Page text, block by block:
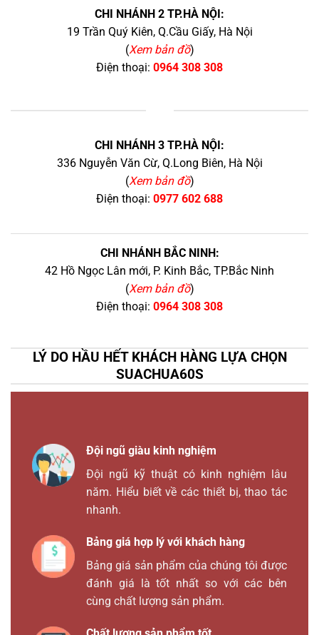
CHI NHÁNH 2 TP.HÀ NỘI:
19 Trần Quý Kiên, Q.Cầu Giấy, Hà Nội
(Xem bản đồ)
Điện thoại: 0964 308 308
CHI NHÁNH 3 TP.HÀ NỘI:
336 Nguyễn Văn Cừ, Q.Long Biên, Hà Nội
(Xem bản đồ)
Điện thoại: 0977 602 688
CHI NHÁNH BẮC NINH:
42 Hồ Ngọc Lân mới, P. Kinh Bắc, TP.Bắc Ninh
(Xem bản đồ)
Điện thoại: 0964 308 308
LÝ DO HẦU HẾT KHÁCH HÀNG LỰA CHỌN
SUACHUA60S
Đội ngũ giàu kinh nghiệm
Đội ngũ kỹ thuật có kinh nghiệm lâu
năm. Hiểu biết về các thiết bị, thao tác
nhanh.
Bảng giá hợp lý với khách hàng
Bảng giá sản phẩm của chúng tôi được
đánh giá là tốt nhất so với các bên
cùng chất lượng sản phẩm.